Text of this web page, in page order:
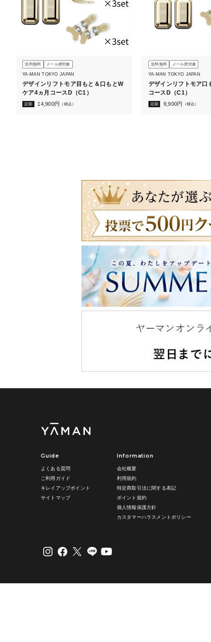
送料無料 メール便対象
YA-MAN TOKYO JAPAN
デザインリフトモア目もと＆口もとW
ケア4ヵ月コースD（C1）
定期 14,900円 （税込）
送料無料 メール便対象
YA-MAN TOKYO JAPAN
デザインリフトモア口
コースD（C1）
定期 9,900円 （税込）
Guide
よくある質問
ご利用ガイド
キレイアップポイント
サイトマップ
Information
会社概要
利用規約
特定商取引法に関する表記
ポイント規約
個人情報保護方針
カスタマーハラスメントポリシー